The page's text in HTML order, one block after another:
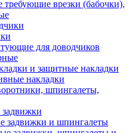
требующие врезки (бабочки),
для доводчиков
и защитные накладки
накладки
шпингалеты,
задвижки и шпингалеты